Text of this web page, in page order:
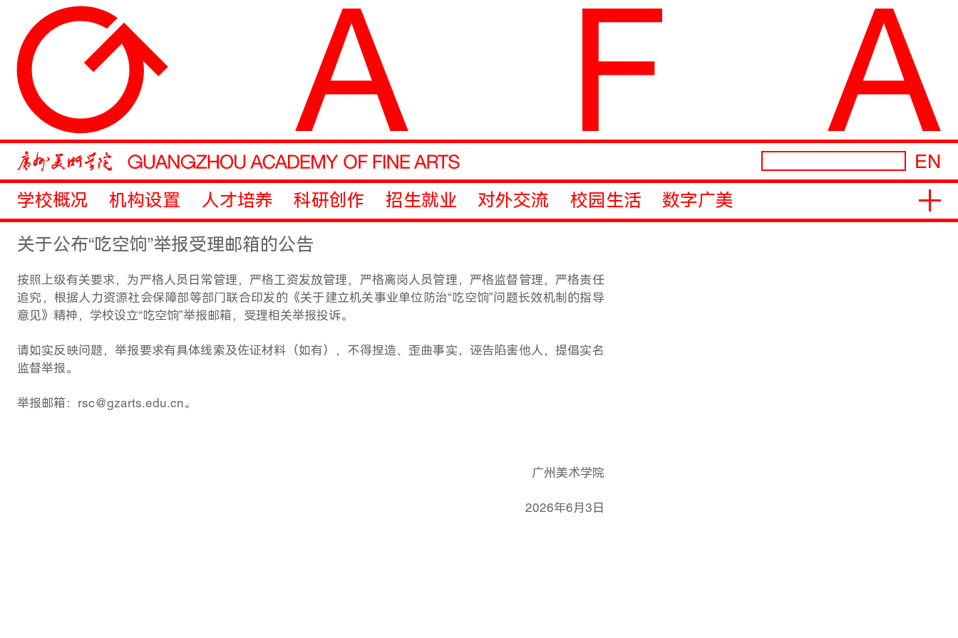
EN
学校概况 机构设置 人才培养 科研创作 招生就业 对外交流 校园生活 数字广美
关于公布“吃空饷”举报受理邮箱的公告
按照上级有关要求，为严格人员日常管理，严格工资发放管理，严格离岗人员管理，严格监督管理，严格责任
追究，根据人力资源社会保障部等部门联合印发的《关于建立机关事业单位防治“吃空饷”问题长效机制的指导
意见》精神，学校设立“吃空饷”举报邮箱，受理相关举报投诉。
请如实反映问题，举报要求有具体线索及佐证材料（如有），不得捏造、歪曲事实，诬告陷害他人，提倡实名
监督举报。
举报邮箱： rsc@gzarts.edu.cn。
广州美术学院
2026年6月3日